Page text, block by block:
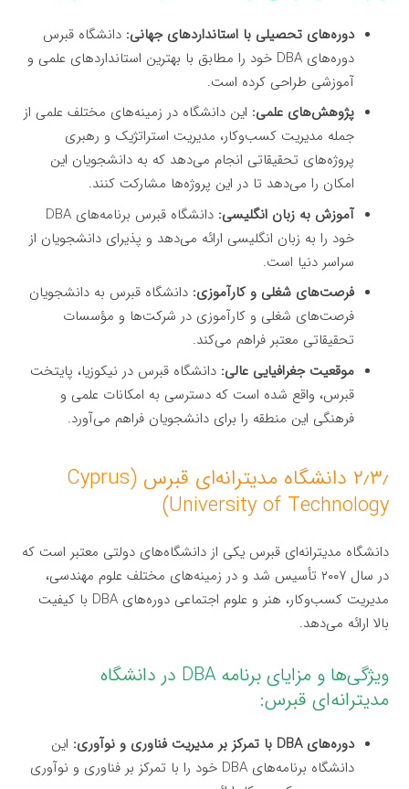
دوره‌های تحصیلی با استانداردهای جهانی: دانشگاه قبرس
دوره‌های DBA خود را مطابق با بهترین استانداردهای علمی و
آموزشی طراحی کرده است.
پژوهش‌های علمی: این دانشگاه در زمینه‌های مختلف علمی از
جمله مدیریت کسب‌وکار، مدیریت استراتژیک و رهبری
پروژه‌های تحقیقاتی انجام می‌دهد که به دانشجویان این
امکان را می‌دهد تا در این پروژه‌ها مشارکت کنند.
آموزش به زبان انگلیسی:
دانشگاه قبرس برنامه‌های DBA
خود را به زبان انگلیسی ارائه می‌دهد و پذیرای دانشجویان از
سراسر دنیا است.
فرصت‌های شغلی و کارآموزی: دانشگاه قبرس به دانشجویان
فرصت‌های شغلی و کارآموزی در شرکت‌ها و مؤسسات
تحقیقاتی معتبر فراهم می‌کند.
موقعیت جغرافیایی عالی: دانشگاه قبرس در نیکوزیا، پایتخت
قبرس، واقع شده است که دسترسی به امکانات علمی و
فرهنگی این منطقه را برای دانشجویان فراهم می‌آورد.
۲٫۳٫ دانشگاه مدیترانه‌ای قبرس (Cyprus
University of Technology)
دانشگاه مدیترانه‌ای قبرس یکی از دانشگاه‌های دولتی معتبر است که
در سال ۲۰۰۷ تأسیس شد و در زمینه‌های مختلف علوم مهندسی،
مدیریت کسب‌وکار، هنر و علوم اجتماعی دوره‌های DBA با کیفیت
بالا ارائه می‌دهد.
ویژگی‌ها و مزایای برنامه DBA در دانشگاه
مدیترانه‌ای قبرس:
دوره‌های DBA با تمرکز بر مدیریت فناوری و نوآوری:
این
دانشگاه برنامه‌های DBA خود را با تمرکز بر فناوری و نوآوری